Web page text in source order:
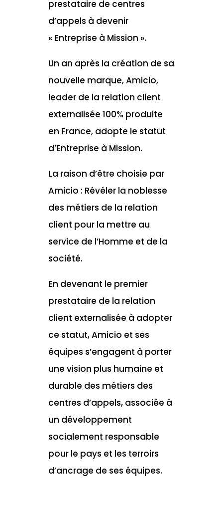
prestataire de centres
d’appels à devenir
« Entreprise à Mission ».
Un an après la création de sa
nouvelle marque, Amicio,
leader de la relation client
externalisée 100% produite
en France, adopte le statut
d’Entreprise à Mission.
La raison d’être choisie par
Amicio : Révéler la noblesse
des métiers de la relation
client pour la mettre au
service de l’Homme et de la
société.
En devenant le premier
prestataire de la relation
client externalisée à adopter
ce statut, Amicio et ses
équipes s’engagent à porter
une vision plus humaine et
durable des métiers des
centres d’appels, associée à
un développement
socialement responsable
pour le pays et les terroirs
d’ancrage de ses équipes.